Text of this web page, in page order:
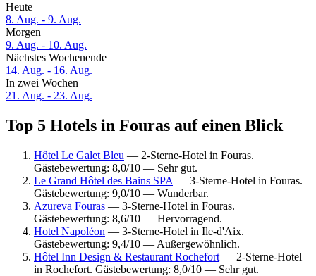
Heute
8. Aug. - 9. Aug.
Morgen
9. Aug. - 10. Aug.
Nächstes Wochenende
14. Aug. - 16. Aug.
In zwei Wochen
21. Aug. - 23. Aug.
Top 5 Hotels in Fouras auf einen Blick
Hôtel Le Galet Bleu — 2-Sterne-Hotel in Fouras.
Gästebewertung: 8,0/10 — Sehr gut.
Le Grand Hôtel des Bains SPA — 3-Sterne-Hotel in Fouras.
Gästebewertung: 9,0/10 — Wunderbar.
Azureva Fouras — 3-Sterne-Hotel in Fouras.
Gästebewertung: 8,6/10 — Hervorragend.
Hotel Napoléon — 3-Sterne-Hotel in Ile-d'Aix.
Gästebewertung: 9,4/10 — Außergewöhnlich.
Hôtel Inn Design & Restaurant Rochefort — 2-Sterne-Hotel
in Rochefort. Gästebewertung: 8,0/10 — Sehr gut.